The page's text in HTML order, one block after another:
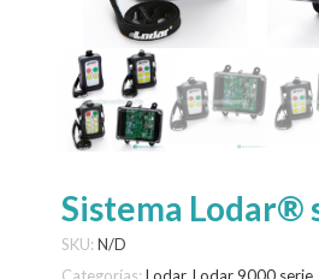
Sistema Lodar®
SKU: N/D